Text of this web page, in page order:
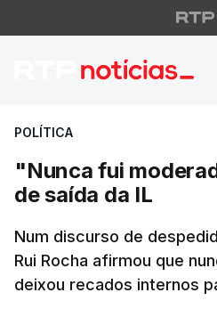
"Nunca fui
POLÍTICA
"Nunca fui
de saída da IL
Num discurso de
Rui Rocha afirmou que
deixou recados internos